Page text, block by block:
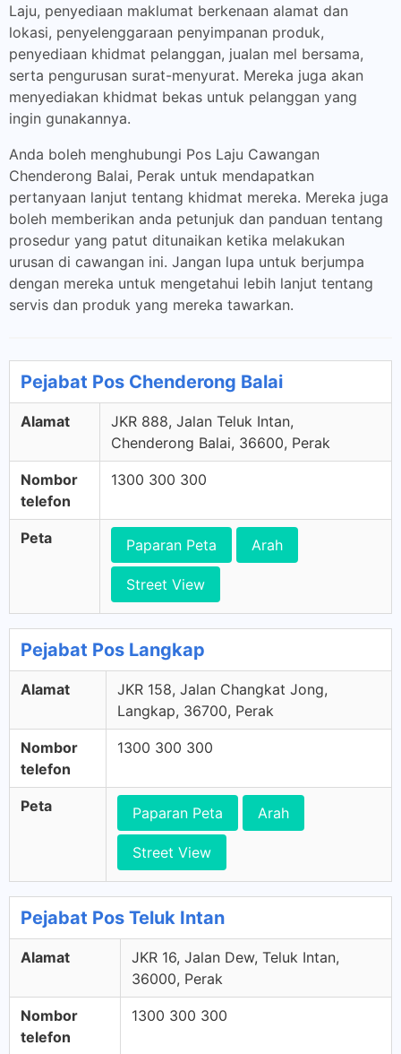
Laju, penyediaan maklumat berkenaan alamat dan
lokasi, penyelenggaraan penyimpanan produk,
penyediaan khidmat pelanggan, jualan mel bersama,
serta pengurusan surat-menyurat. Mereka juga akan
menyediakan khidmat bekas untuk pelanggan yang
ingin gunakannya.
Anda boleh menghubungi Pos Laju Cawangan
Chenderong Balai, Perak untuk mendapatkan
pertanyaan lanjut tentang khidmat mereka. Mereka juga
boleh memberikan anda petunjuk dan panduan tentang
prosedur yang patut ditunaikan ketika melakukan
urusan di cawangan ini. Jangan lupa untuk berjumpa
dengan mereka untuk mengetahui lebih lanjut tentang
servis dan produk yang mereka tawarkan.
Pejabat Pos Chenderong Balai
Alamat
JKR 888, Jalan Teluk Intan,
Chenderong Balai, 36600, Perak
Nombor
telefon
1300 300 300
Peta Paparan Peta Arah
Street View
Pejabat Pos Langkap
Alamat
JKR 158, Jalan Changkat Jong,
Langkap, 36700, Perak
Nombor
telefon
1300 300 300
Peta Paparan Peta Arah
Street View
Pejabat Pos Teluk Intan
Alamat
JKR 16, Jalan Dew, Teluk Intan,
36000, Perak
Nombor
telefon
1300 300 300